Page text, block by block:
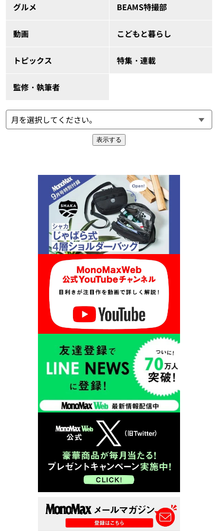
グルメ BEAMS特撮部
動画 こどもと暮らし
トピックス 特集・連載
監修・執筆者
表示する